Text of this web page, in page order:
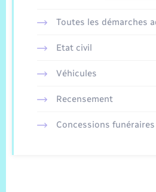
Toutes les démarches
Etat civil
Véhicules
Recensement
Concessions funéraires